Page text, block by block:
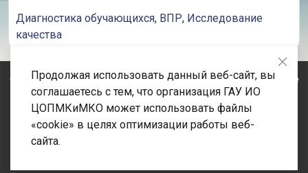
Продолжая использовать данный веб-сайт, вы
соглашаетесь с тем, что организация ГАУ ИО
ЦОПМКиМКО может использовать файлы
«cookie» в целях оптимизации работы веб-
сайта.
Диагностика обучающихся, ВПР, Исследование
качества
© 2020-2026 Государственное автономное учреждение
Иркутской области «Центр оценки профессионального
мастерства, квалификаций педагогов и мониторинга
качества образования» Адрес: 664023, Иркутская
область, город Иркутск, улица Лыткина, строение 75/1.